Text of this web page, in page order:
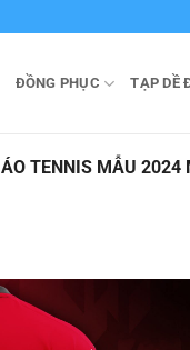
ĐỒNG PHỤC TẠP DỀ
ÁO TENNIS MẪU 2024